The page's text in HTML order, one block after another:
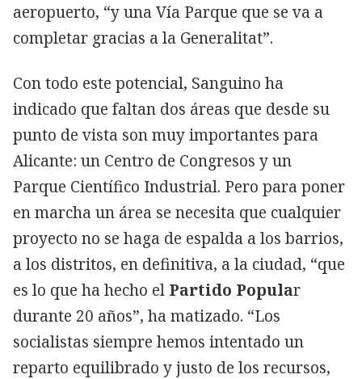
aeropuerto, “y una Vía Parque que se va a
completar gracias a la Generalitat”.
Con todo este potencial, Sanguino ha
indicado que faltan dos áreas que desde su
punto de vista son muy importantes para
Alicante: un Centro de Congresos y un
Parque Científico Industrial. Pero para poner
en marcha un área se necesita que cualquier
proyecto no se haga de espalda a los barrios,
a los distritos, en definitiva, a la ciudad, “que
es lo que ha hecho el Partido Popular
durante 20 años”, ha matizado. “Los
socialistas siempre hemos intentado un
reparto equilibrado y justo de los recursos,